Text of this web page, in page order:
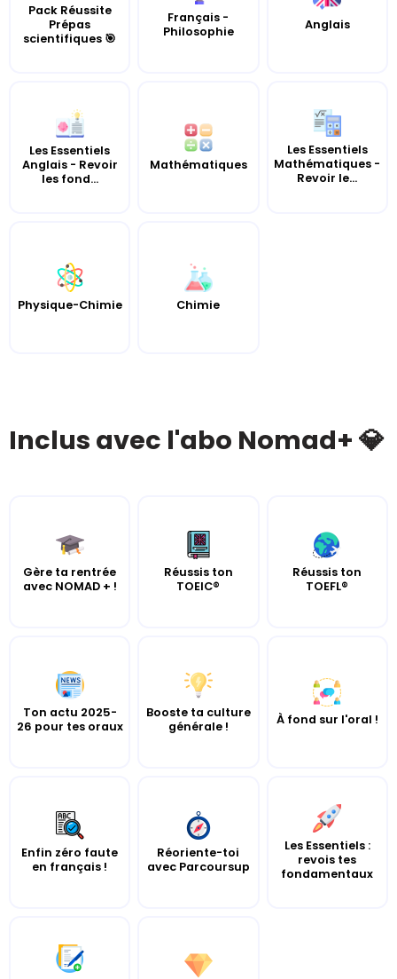
Pack Réussite
Prépas
scientifiques 🎯
Français -
Philosophie
Anglais
Les Essentiels
Anglais - Revoir
les fond...
Mathématiques
Les Essentiels
Mathématiques -
Revoir le...
Physique-Chimie Chimie
Inclus avec l'abo Nomad+ 💎
Gère ta rentrée
avec NOMAD + !
Réussis ton
TOEIC®
Réussis ton
TOEFL®
Ton actu 2025-
26 pour tes oraux
Booste ta culture
générale !
À fond sur l'oral !
Enfin zéro faute
en français !
Réoriente-toi
avec Parcoursup
Les Essentiels :
revois tes
fondamentaux